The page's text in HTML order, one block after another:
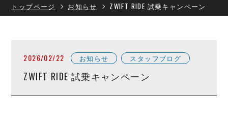
トップページ お知らせ ZWIFT RIDE 試乗キャンペーン
2026/02/22 お知らせ スタッフブログ
ZWIFT RIDE 試乗キャンペーン